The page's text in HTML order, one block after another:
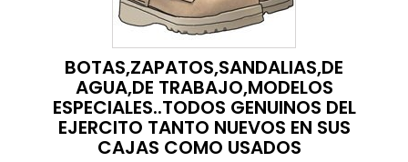
BOTAS,ZAPATOS,SANDALIAS,DE
AGUA,DE TRABAJO,MODELOS
ESPECIALES..TODOS GENUINOS DEL
EJERCITO TANTO NUEVOS EN SUS
CAJAS COMO USADOS